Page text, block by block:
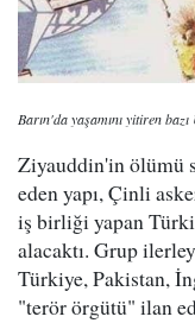
Barın'da yaşamını yitiren
Ziyauddin'in ölümü
eden yapı, Çinli
iş birliği yapan
alacaktı. Grup
Türkiye, Pakistan,
"terör örgütü" ilan